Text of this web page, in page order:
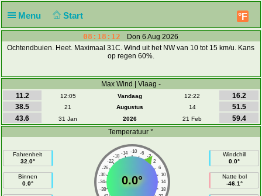
Menu Start °F
08:18:12
Don 6 Aug 2026
Ochtendbuien. Heet. Maximaal 31C. Wind uit het NW van 10 tot 15 km/u. Kans
op regen 60%.
Max Wind | Vlaag -
11.2
12:05 Vandaag 12:22
16.2
38.5
21 Augustus 14
51.5
43.6
31 Jan 2026 21 Feb
59.4
Temperatuur °
Fahrenheit
32.0°
Binnen
0.0°
-10
-14 -6
-18
-2
-22
2
-26
6
-30
10
-34
14
-38
18
0.0°
Windchill
0.0°
Natte bol
-46.1°